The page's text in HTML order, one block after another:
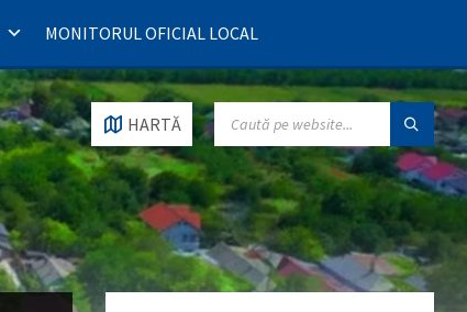
MONITORUL OFICIAL LOCAL
HARTĂ
SEARCH: